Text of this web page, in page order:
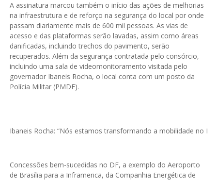
A assinatura marcou também o início das ações de melhorias
na infraestrutura e de reforço na segurança do local por onde
passam diariamente mais de 600 mil pessoas. As vias de
acesso e das plataformas serão lavadas, assim como áreas
danificadas, incluindo trechos do pavimento, serão
recuperados. Além da segurança contratada pelo consórcio,
incluindo uma sala de videomonitoramento visitada pelo
governador Ibaneis Rocha, o local conta com um posto da
Polícia Militar (PMDF).
Ibaneis Rocha: “Nós estamos transformando a mobilidade no
Concessões bem-sucedidas no DF, a exemplo do Aeroporto
de Brasília para a Inframerica, da Companhia Energética de